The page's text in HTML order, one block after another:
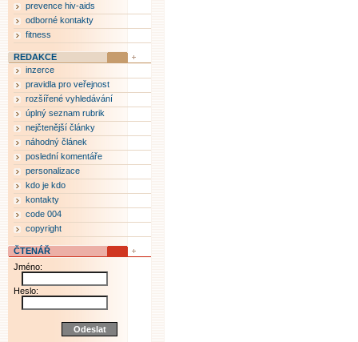
prevence hiv-aids
odborné kontakty
fitness
REDAKCE
inzerce
pravidla pro veřejnost
rozšířené vyhledávání
úplný seznam rubrik
nejčtenější články
náhodný článek
poslední komentáře
personalizace
kdo je kdo
kontakty
code 004
copyright
ČTENÁŘ
Jméno:
Heslo: